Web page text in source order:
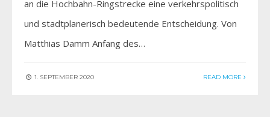
an die Hochbahn-Ringstrecke eine verkehrspolitisch
und stadtplanerisch bedeutende Entscheidung. Von
Matthias Damm Anfang des…
1. SEPTEMBER 2020 READ MORE